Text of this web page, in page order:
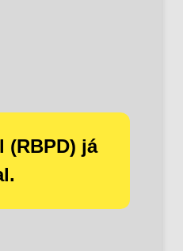
(RBPD) já